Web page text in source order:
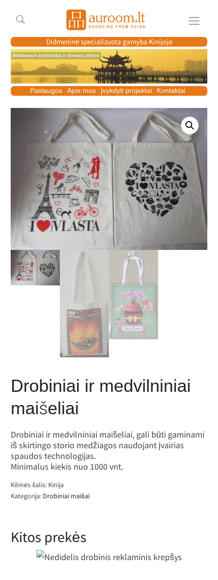
Meniu
Didmeninė specializuota gamyba Kinijoje
Paslaugos Apie mus Įvykdyti projektai Kontaktai
Drobiniai ir medvilniniai
maišeliai
Drobiniai ir medvilniniai maišeliai, gali būti gaminami
iš skirtingo storio medžiagos naudojant įvairias
spaudos technologijas.
Minimalus kiekis nuo 1000 vnt.
Kilmės šalis: Kinija
Kategorija: Drobiniai maišai
Kitos prekės